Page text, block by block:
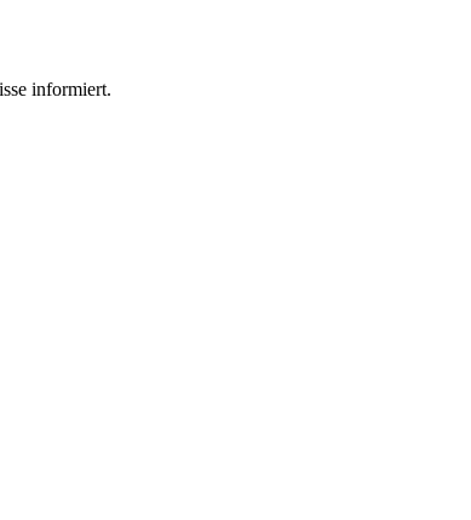
informiert.